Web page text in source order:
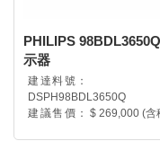
PHILIPS
示器
建達料號：
DSPH98BDL3650Q
建議售價： $ 269,000 (含